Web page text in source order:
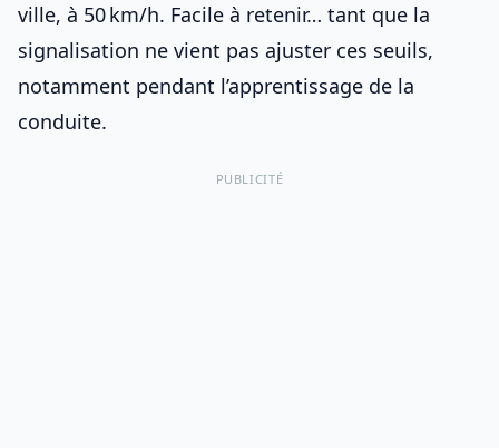
ville, à 50 km/h. Facile à retenir… tant que la
signalisation ne vient pas ajuster ces seuils,
notamment pendant l’apprentissage de la
conduite.
PUBLICITÉ